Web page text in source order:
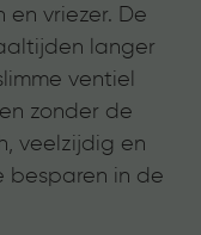
en vriezer. De
langer
ventiel
zonder de
veelzijdig en
besparen in de